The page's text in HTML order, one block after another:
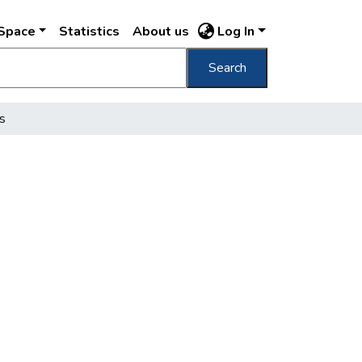
Statistics About us Log In
Search